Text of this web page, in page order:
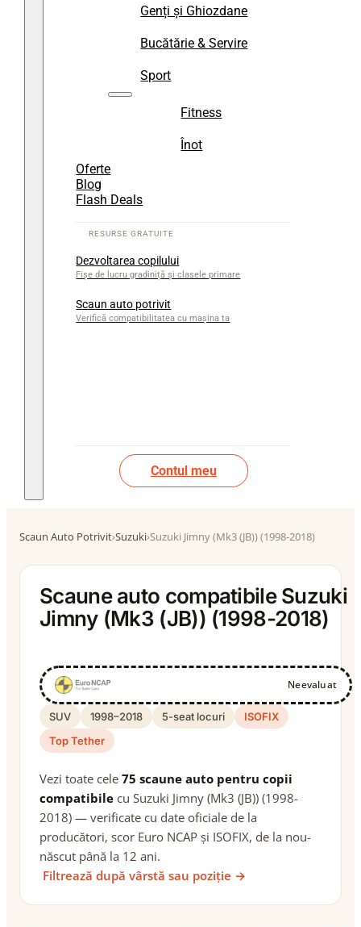
Genți și Ghiozdane
Bucătărie & Servire
Sport
Fitness
Înot
Oferte
Blog
Flash Deals
Dezvoltarea copilului
Fișe de lucru gradiniță și clasele primare
Scaun auto potrivit
Verifică compatibilitatea cu mașina ta
Contul meu
Scaun Auto Potrivit›Suzuki›Suzuki Jimny (Mk3 (JB)) (1998-2018)
Scaune auto compatibile Suzuki
Jimny (Mk3 (JB)) (1998-2018)
Neevaluat
SUV 1998–2018 5-seat locuri
ISOFIX
Top Tether
Vezi toate cele 75 scaune auto pentru copii
compatibile cu Suzuki Jimny (Mk3 (JB)) (1998-
2018) — verificate cu date oficiale de la
producători, scor Euro NCAP și ISOFIX, de la nou-
născut până la 12 ani.
Filtrează după vârstă sau poziție →